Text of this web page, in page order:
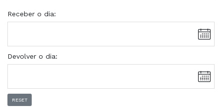
Receber o dia:
Devolver o dia:
RESET